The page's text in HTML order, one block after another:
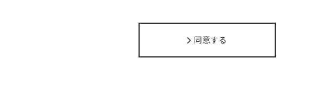
同意する